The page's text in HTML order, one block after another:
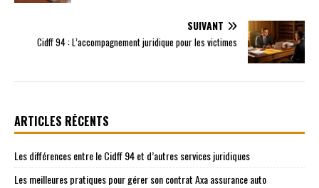
SUIVANT
Cidff 94 : L’accompagnement juridique pour les victimes
ARTICLES RÉCENTS
Les différences entre le Cidff 94 et d’autres services juridiques
Les meilleures pratiques pour gérer son contrat Axa assurance auto